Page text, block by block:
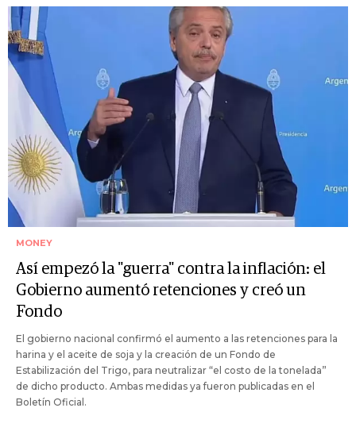
MONEY
Así empezó la "guerra" contra la inflación: el
Gobierno aumentó retenciones y creó un
Fondo
El gobierno nacional confirmó el aumento a las retenciones para la
harina y el aceite de soja y la creación de un Fondo de
Estabilización del Trigo, para neutralizar “el costo de la tonelada”
de dicho producto. Ambas medidas ya fueron publicadas en el
Boletín Oficial.